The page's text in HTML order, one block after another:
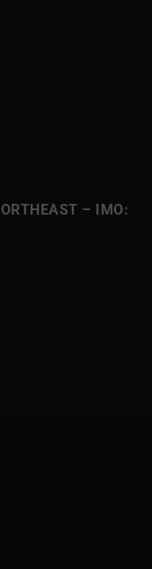
– IMO: